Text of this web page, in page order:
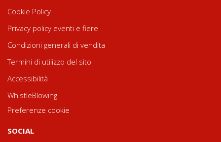
Cookie Policy
Privacy policy eventi e fiere
Condizioni generali di vendita
Termini di utilizzo del sito
Accessibilità
WhistleBlowing
Preferenze cookie
SOCIAL